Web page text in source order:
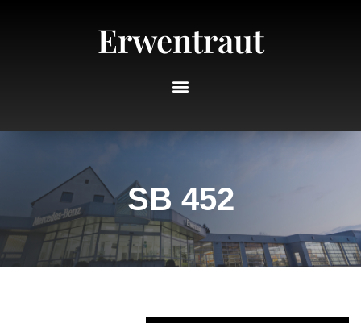
Erwentraut
SB 452